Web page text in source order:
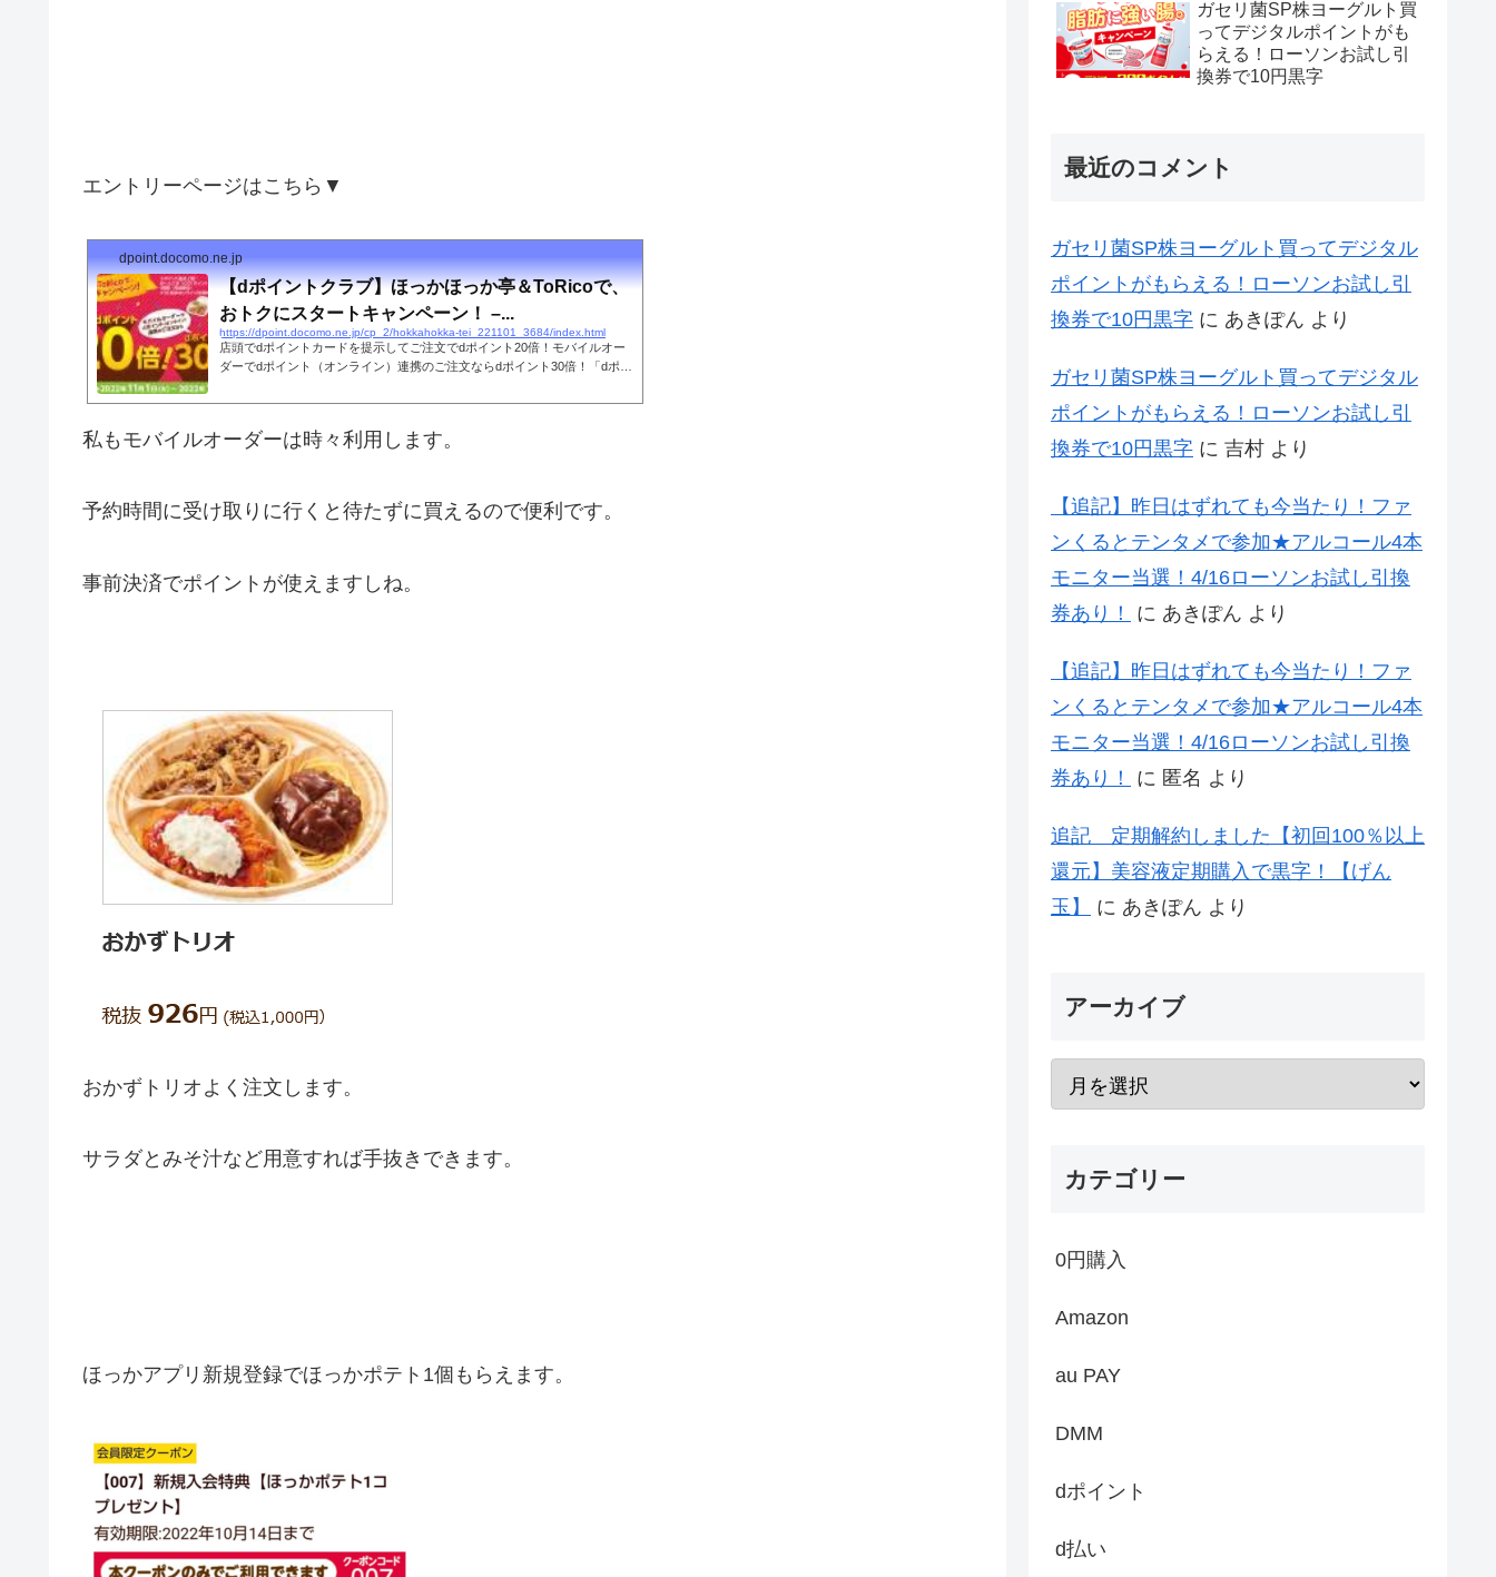
エントリーページはこちら▼
dpoint.docomo.ne.jp
【dポイントクラブ】ほっかほっか亭＆ToRicoで、
おトクにスタートキャンペーン！ –...
https://dpoint.docomo.ne.jp/cp_2/hokkahokka-tei_221101_3684/index.html
店頭でdポイントカードを提示してご注文でdポイント20倍！モバイルオー
ダーでdポイント（オンライン）連携のご注文ならdポイント30倍！「dポイ
トプログラムです。
私もモバイルオーダーは時々利用します。
予約時間に受け取りに行くと待たずに買えるので便利です。
事前決済でポイントが使えますしね。
おかずトリオよく注文します。
サラダとみそ汁など用意すれば手抜きできます。
ほっかアプリ 新規登録でほっかポテト1個もらえます。
ガセリ菌SP株ヨーグルト買
ってデジタルポイントがも
らえる！ローソンお試し引
換券で10円黒字
最近のコメント
ガセリ菌SP株ヨーグルト買ってデジタル
ポイントがもらえる！ローソンお試し引
換券で10円黒字 に あきぽん より
ガセリ菌SP株ヨーグルト買ってデジタル
ポイントがもらえる！ローソンお試し引
換券で10円黒字 に 吉村 より
【追記】昨日はずれても今当たり！ファ
ンくるとテンタメで参加★アルコール4本
モニター当選！4/16ローソンお試し引換
券あり！
に あきぽん より
【追記】昨日はずれても今当たり！ファ
ンくるとテンタメで参加★アルコール4本
モニター当選！4/16ローソンお試し引換
券あり！
に 匿名 より
追記 定期解約しました【初回100％以上
還元】美容液定期購入で黒字！【げん
玉】
に あきぽん より
アーカイブ
カテゴリー
0円購入
Amazon
au PAY
DMM
dポイント
d払い